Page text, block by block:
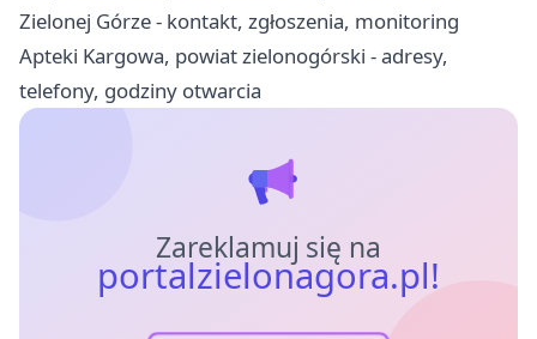
Zielonej Górze - kontakt, zgłoszenia, monitoring
Apteki Kargowa, powiat zielonogórski - adresy,
telefony, godziny otwarcia
Zareklamuj się na
portalzielonagora.pl!